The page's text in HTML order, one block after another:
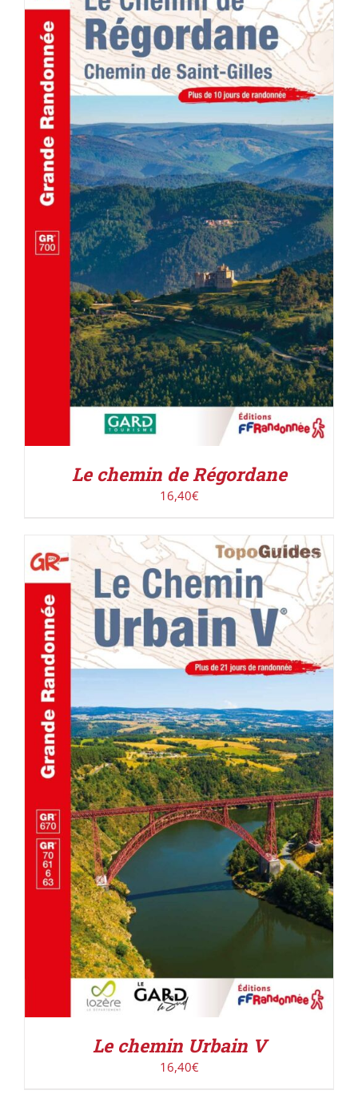
ACHETER LE PRODUIT / DÉTAILS
Le chemin de Régordane
16,40€
AJOUTER AU PANIER / DÉTAILS
Le chemin Urbain V
16,40€